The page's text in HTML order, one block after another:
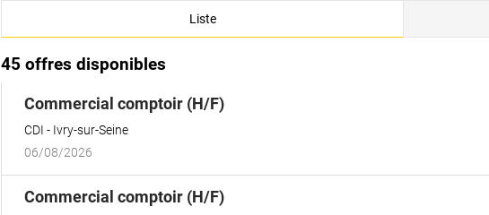
Liste
45 offres disponibles
Commercial comptoir (H/F)(Nouvelle
CDI
Ivry-sur-Seine
06/08/2026
Commercial comptoir (H/F)(Nouvelle